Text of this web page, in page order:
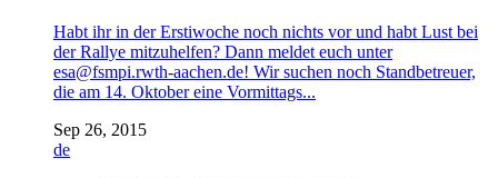
Habt ihr in der Erstiwoche noch nichts vor und habt Lust bei
der Rallye mitzuhelfen? Dann meldet euch unter
esa@fsmpi.rwth-aachen.de! Wir suchen noch Standbetreuer,
die am 14. Oktober eine Vormittags...
Sep 26, 2015
de